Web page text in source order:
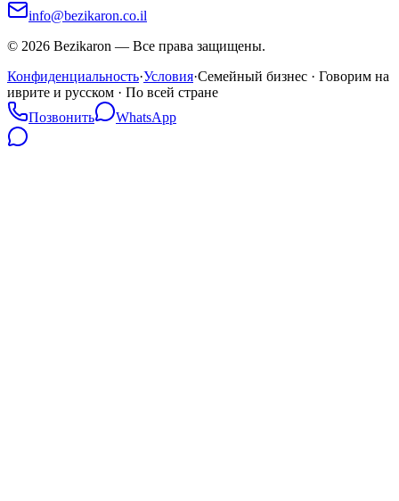
info@bezikaron.co.il
© 2026 Bezikaron — Все права защищены.
Конфиденциальность·Условия·Семейный бизнес · Говорим на
иврите и русском · По всей стране
Позвонить
WhatsApp